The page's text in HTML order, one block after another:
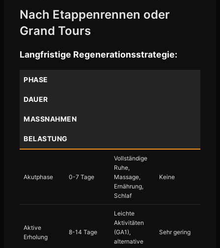
Nach Etappenrennen oder
Grand Tours
Langfristige Regenerationsstrategie:
PHASE
DAUER
MASSNAHMEN
BELASTUNG
Akutphase 0-7 Tage
Vollständige
Ruhe,
Massage,
Ernährung,
Schlaf
Keine
Aktive
Erholung
8-14 Tage
Leichte
Aktivitäten
(GA1),
alternative
Sehr gering